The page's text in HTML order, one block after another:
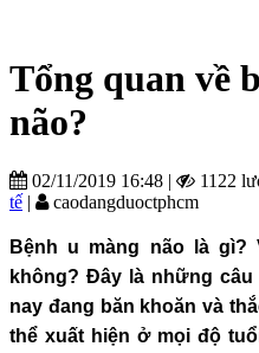
Tổng quan về
não?
02/11/2019 16:48 | 1122
tế | caodangduoctphcm
Bệnh u màng não là gì?
không? Đây là những
nay đang băn khoăn và
thể xuất hiện ở mọi độ